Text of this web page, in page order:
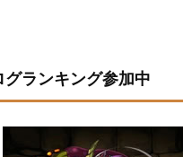
グランキング参加中